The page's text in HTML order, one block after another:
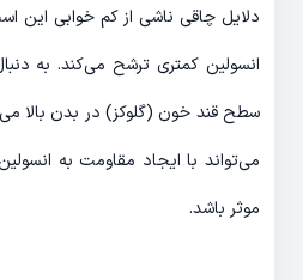
دلایل چاقی ناشی از کم خوابی این
انسولین کمتری ترشح می‌کند. به
سطح قند خون (گلوکز) در بدن بالا
می‌تواند با ایجاد مقاومت به
موثر باشد.